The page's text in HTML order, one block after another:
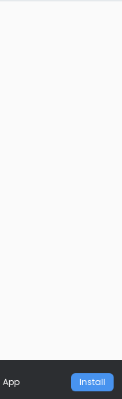
App Install